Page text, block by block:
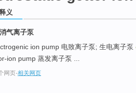
义
气离子泵
ion pump 电致离子泵; 生电离子泵
ion pump 蒸发离子泵 ...
网页-相关网页